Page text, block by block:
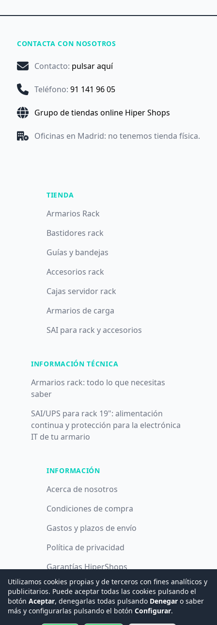
CONTACTA CON NOSOTROS
Contacto: pulsar aquí
Teléfono: 91 141 96 05
Grupo de tiendas online Hiper Shops
Oficinas en Madrid: no tenemos tienda física.
TIENDA
Armarios Rack
Bastidores rack
Guías y bandejas
Accesorios rack
Cajas servidor rack
Armarios de carga
SAI para rack y accesorios
INFORMACIÓN TÉCNICA
Armarios rack: todo lo que necesitas
saber
SAI/UPS para rack 19": alimentación
continua y protección para la electrónica
IT de tu armario
INFORMACIÓN
Acerca de nosotros
Condiciones de compra
Gastos y plazos de envío
Política de privacidad
Garantías HiperShops
Política de cookies
Utilizamos cookies propias y de terceros con fines analíticos y
publicitarios. Puede aceptar todas las cookies pulsando el
botón Aceptar, denegarlas todas pulsando Denegar o saber
más y configurarlas pulsando el botón Configurar.